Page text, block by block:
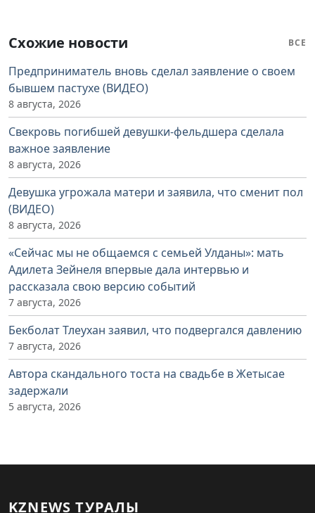
Схожие новости ВСЕ
Предприниматель вновь сделал заявление о своем
бывшем пастухе (ВИДЕО)
8 августа, 2026
Свекровь погибшей девушки-фельдшера сделала
важное заявление
8 августа, 2026
Девушка угрожала матери и заявила, что сменит пол
(ВИДЕО)
8 августа, 2026
«Сейчас мы не общаемся с семьей Улданы»: мать
Адилета Зейнеля впервые дала интервью и
рассказала свою версию событий
7 августа, 2026
Бекболат Тлеухан заявил, что подвергался давлению
7 августа, 2026
Автора скандального тоста на свадьбе в Жетысае
задержали
5 августа, 2026
KZNEWS ТУРАЛЫ